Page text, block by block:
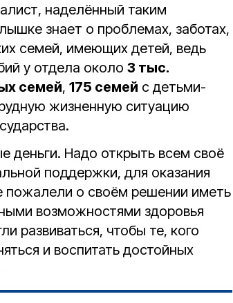
наделённый таким
знает о проблемах, заботах,
семей, имеющих детей, ведь
у отдела около 3 тыс.
семей, 175 семей с детьми-
жизненную ситуацию
деньги. Надо открыть всем своё
поддержки, для оказания
пожалели о своём решении иметь
возможностями здоровья
развиваться, чтобы те, кого
и воспитать достойных